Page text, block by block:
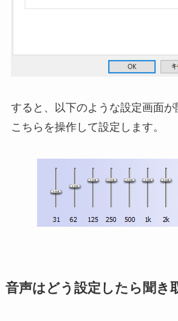
すると、以下のような設定画面が
こちらを操作して設定します。
音声はどう設定したら聞き